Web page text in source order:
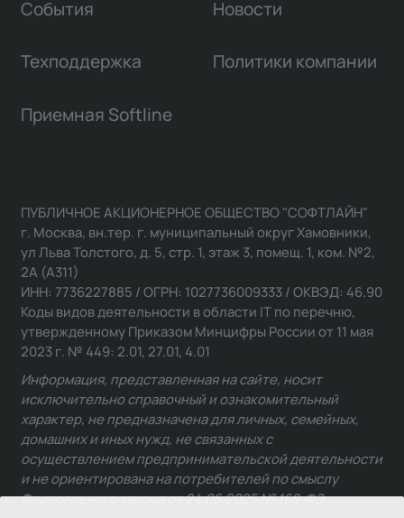
События Новости
Техподдержка Политики компании
Приемная Softline
ПУБЛИЧНОЕ АКЦИОНЕРНОЕ ОБЩЕСТВО "СОФТЛАЙН"
г. Москва, вн.тер. г. муниципальный округ Хамовники,
ул Льва Толстого, д. 5, стр. 1, этаж 3, помещ. 1, ком. №2,
2А (А311)
ИНН: 7736227885 / ОГРН: 1027736009333 / ОКВЭД: 46.90
Коды видов деятельности в области IT по перечню,
утвержденному Приказом Минцифры России от 11 мая
2023 г. № 449: 2.01, 27.01, 4.01
Информация, представленная на сайте, носит
исключительно справочный и ознакомительный
характер, не предназначена для личных, семейных,
домашних и иных нужд, не связанных с
осуществлением предпринимательской деятельности
и не ориентирована на потребителей по смыслу
Федерального закона от 24.06.2025 № 168-ФЗ.